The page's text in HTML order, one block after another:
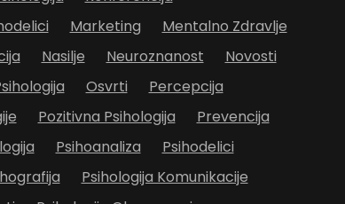
Marketing
Mentalno Zdravlje
Nasilje Neuroznanost
Novosti
Osvrti
Percepcija
Pozitivna Psihologija
Prevencija
Psihoanaliza
Psihodelici
Psihologija Komunikacije